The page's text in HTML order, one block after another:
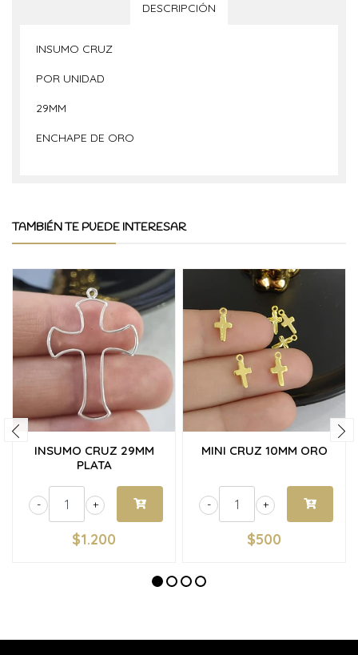
DESCRIPCIÓN
INSUMO CRUZ
POR UNIDAD
29MM
ENCHAPE DE ORO
TAMBIÉN TE PUEDE INTERESAR
INSUMO CRUZ 29MM
PLATA
+
-
$1.200
MINI CRUZ 10MM ORO
+
-
$500